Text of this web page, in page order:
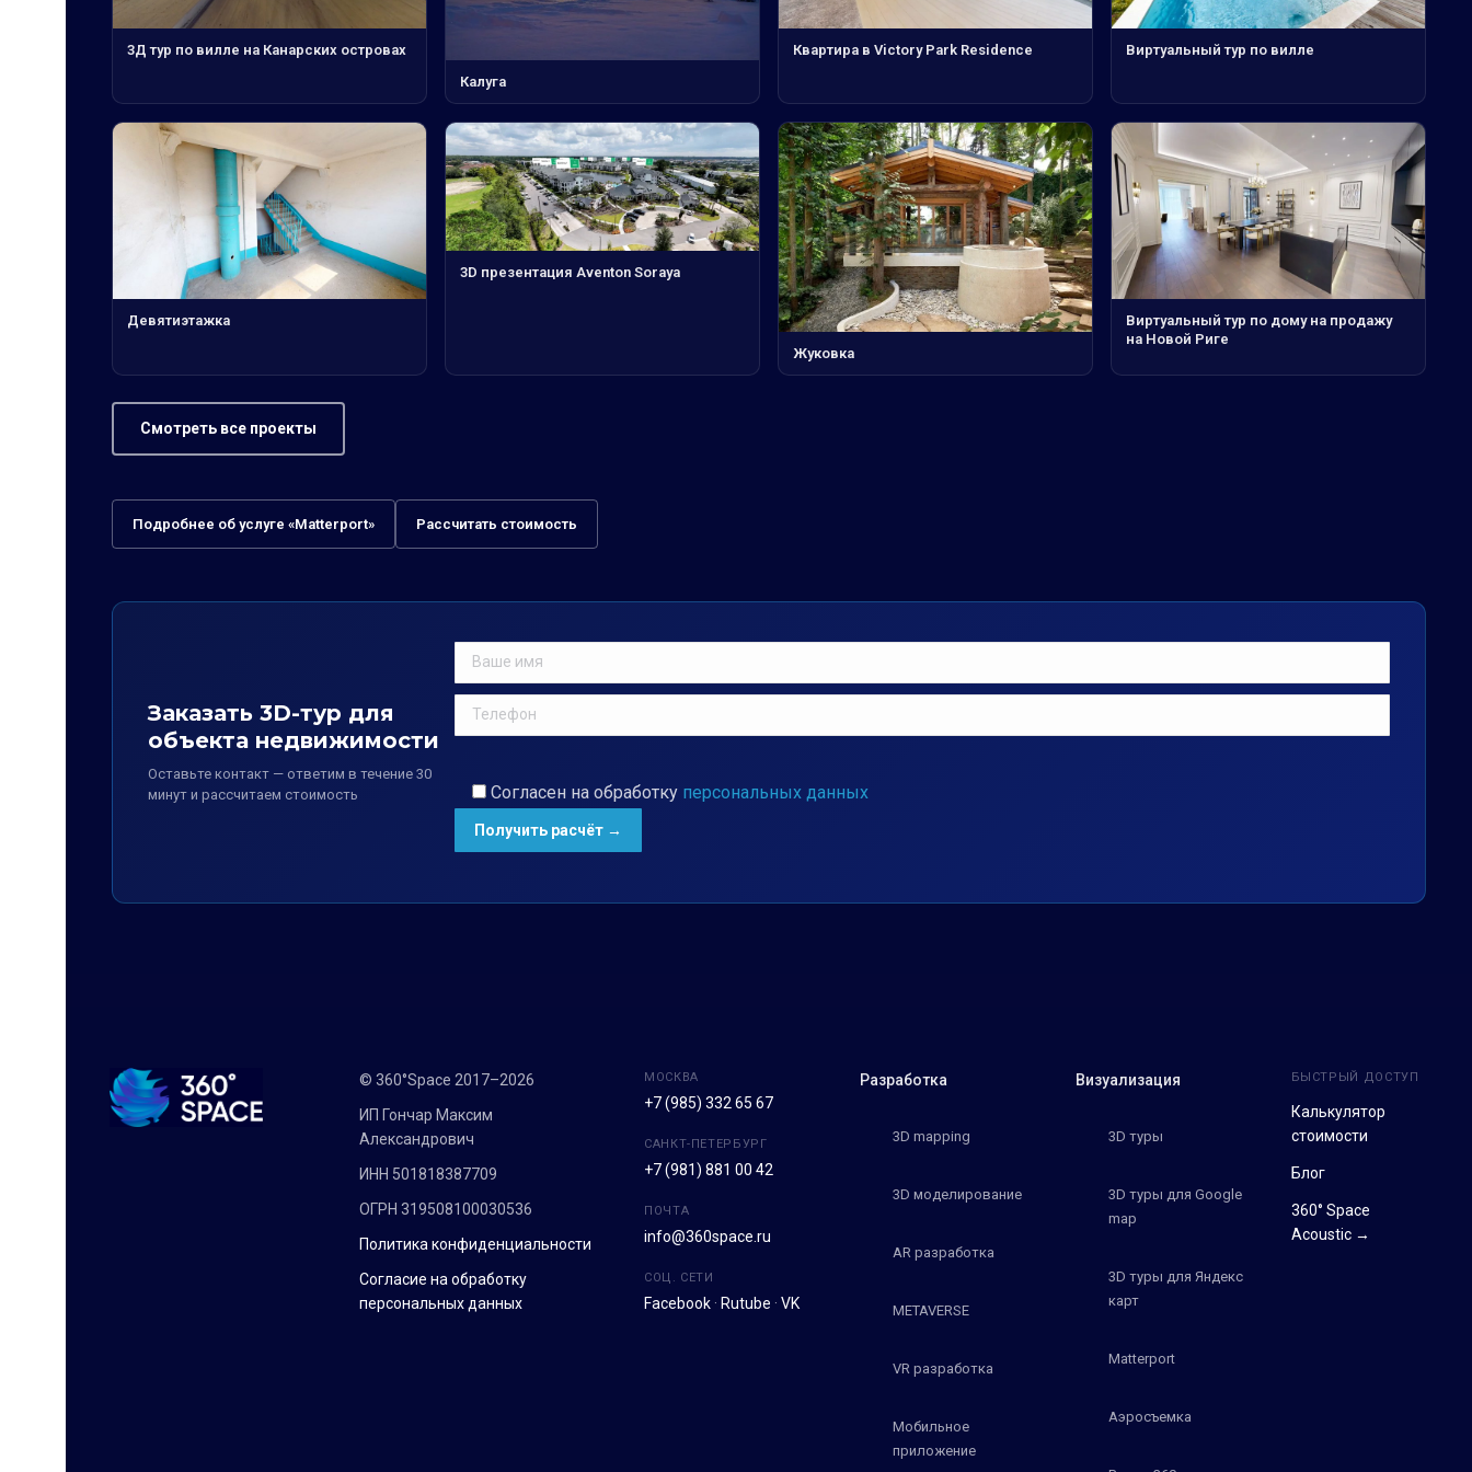
3Д тур по вилле на Канарских островах
Калуга
Квартира в Victory Park Residence Виртуальный тур по вилле
Девятиэтажка
3D презентация Aventon Soraya
Жуковка
Виртуальный тур по дому на продажу
на Новой Риге
Смотреть все проекты
Подробнее об услуге «Matterport» Рассчитать стоимость
Заказать 3D-тур для
объекта недвижимости
Оставьте контакт — ответим в течение 30
минут и рассчитаем стоимость
Согласен на обработку персональных данных
© 360°Space 2017–2026
ИП Гончар Максим
Александрович
ИНН 501818387709
ОГРН 319508100030536
Политика конфиденциальности
Согласие на обработку
персональных данных
МОСКВА
+7 (985) 332 65 67
САНКТ-ПЕТЕРБУРГ
+7 (981) 881 00 42
ПОЧТА
info@360space.ru
СОЦ. СЕТИ
Facebook· Rutube · VK
Разработка
3D mapping
3D моделирование
AR разработка
METAVERSE
VR разработка
Мобильное
приложение
Визуализация
3D туры
3D туры для Google
map
3D туры для Яндекс
карт
Matterport
Аэросъемка
БЫСТРЫЙ ДОСТУП
Калькулятор
стоимости
Блог
360° Space
Acoustic →